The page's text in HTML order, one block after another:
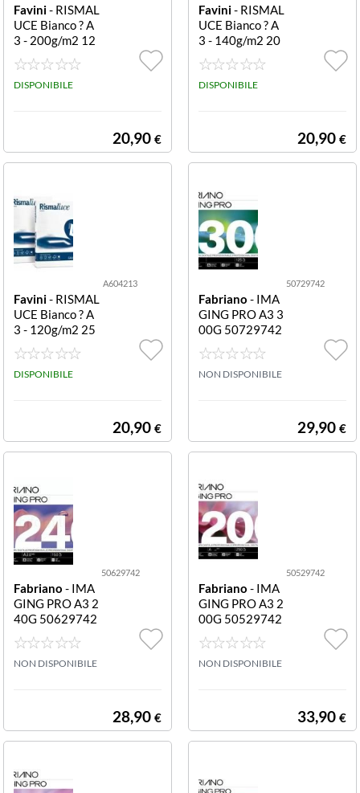
Favini- RISMAL
UCE Bianco ? A
3 - 200g/m2 12
5fogli CF125 FG
A670113 RISM
ALUCE A3 200
DISPONIBILE
20,90 €
Favini- RISMAL
UCE Bianco ? A
3 - 140g/m2 20
0fogli CF200 FG
A650213 RISM
ALUCE A3 140
DISPONIBILE
20,90 €
A604213
Favini- RISMAL
UCE Bianco ? A
3 - 120g/m2 25
0fogli CF250 FG
A604213 RISM
ALUCE 120GR
DISPONIBILE
20,90 €
50729742
Fabriano - IMA
GING PRO A3 3
00G 50729742
IMAGING PRO
A3 300g
NON DISPONIBILE
29,90 €
50629742
Fabriano - IMA
GING PRO A3 2
40G 50629742
IMAGING PRO
A3 240g
NON DISPONIBILE
28,90 €
50529742
Fabriano - IMA
GING PRO A3 2
00G 50529742
IMAGING PRO
A3 200g
NON DISPONIBILE
33,90 €